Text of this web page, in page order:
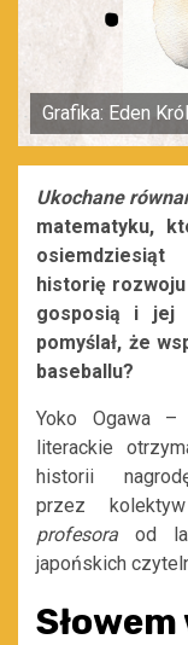
Grafika: Eden
Ukochane
matematyku,
osiemdziesiąt
historię
gosposią i jej
pomyślał, że
baseballu?
Yoko Ogawa–
literackie
historii
przez kolektyw
profesora od
japońskich